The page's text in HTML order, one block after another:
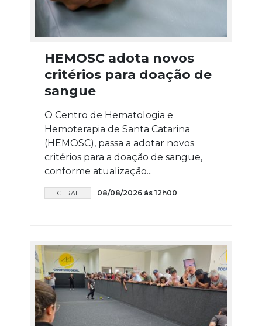
HEMOSC adota novos
critérios para doação de
sangue
O Centro de Hematologia e
Hemoterapia de Santa Catarina
(HEMOSC), passa a adotar novos
critérios para a doação de sangue,
conforme atualização...
GERAL 08/08/2026 às 12h00